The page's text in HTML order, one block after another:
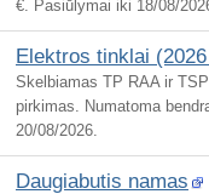
€. Pasiūlymai iki 18/08/
Elektros tinklai
Skelbiamas TP RAA ir
pirkimas. Numatoma
20/08/2026.
Daugiabutis namas